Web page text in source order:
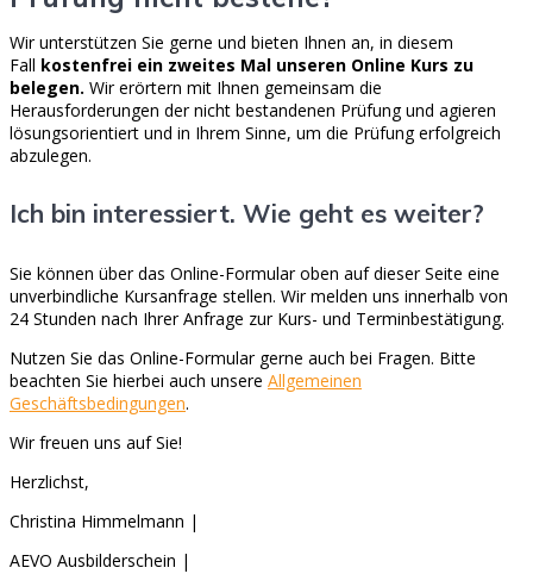
Wir unterstützen Sie gerne und bieten Ihnen an, in diesem
Fall kostenfrei ein zweites Mal unseren Online Kurs zu
belegen. Wir erörtern mit Ihnen gemeinsam die
Herausforderungen der nicht bestandenen Prüfung und agieren
lösungsorientiert und in Ihrem Sinne, um die Prüfung erfolgreich
abzulegen.
Ich bin interessiert. Wie geht es weiter?
Sie können über das Online-Formular oben auf dieser Seite eine
unverbindliche Kursanfrage stellen. Wir melden uns innerhalb von
24 Stunden nach Ihrer Anfrage zur Kurs- und Terminbestätigung.
Nutzen Sie das Online-Formular gerne auch bei Fragen. Bitte
beachten Sie hierbei auch unsere Allgemeinen
Geschäftsbedingungen.
Wir freuen uns auf Sie!
Herzlichst,
Christina Himmelmann |
AEVO Ausbilderschein |